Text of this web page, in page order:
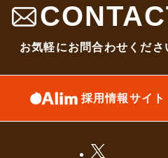
お気軽にお問合わせくださ
採用情報サイト